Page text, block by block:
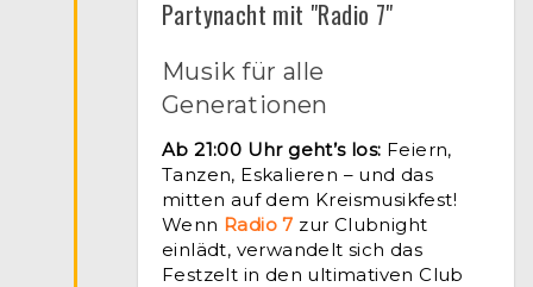
Partynacht mit "Radio 7"
Musik für alle
Generationen
Ab 21:00 Uhr geht’s los: Feiern,
Tanzen, Eskalieren – und das
mitten auf dem Kreismusikfest!
Wenn Radio 7 zur Clubnight
einlädt, verwandelt sich das
Festzelt in den ultimativen Club